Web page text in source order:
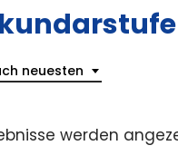
neuesten
werden